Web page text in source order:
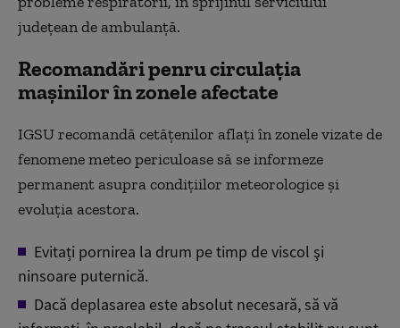
județean de ambulanță.
Recomandări penru circulația
mașinilor în zonele afectate
IGSU recomandă cetățenilor aflați în zonele vizate de
fenomene meteo periculoase să se informeze
permanent asupra condițiilor meteorologice şi
evoluția acestora.
Evitați pornirea la drum pe timp de viscol şi
ninsoare puternică.
Dacă deplasarea este absolut necesară, să vă